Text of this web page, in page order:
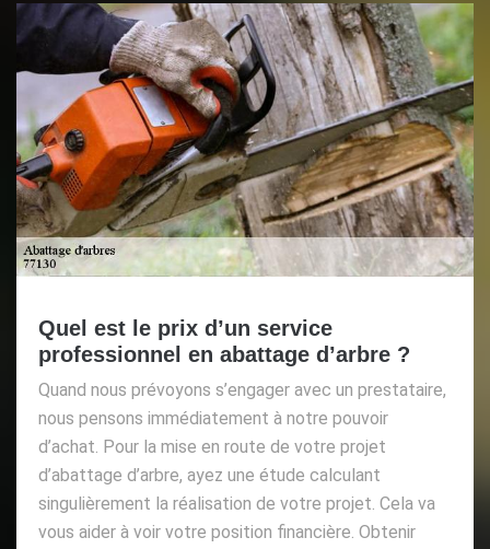
Quel est le prix d’un service
professionnel en abattage d’arbre ?
Quand nous prévoyons s’engager avec un prestataire,
nous pensons immédiatement à notre pouvoir
d’achat. Pour la mise en route de votre projet
d’abattage d’arbre, ayez une étude calculant
singulièrement la réalisation de votre projet. Cela va
vous aider à voir votre position financière. Obtenir